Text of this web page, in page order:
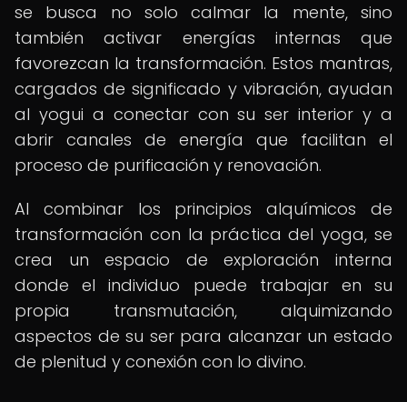
se busca no solo calmar la mente, sino
también activar energías internas que
favorezcan la transformación. Estos mantras,
cargados de significado y vibración, ayudan
al yogui a conectar con su ser interior y a
abrir canales de energía que facilitan el
proceso de purificación y renovación.
Al combinar los principios alquímicos de
transformación con la práctica del yoga, se
crea un espacio de exploración interna
donde el individuo puede trabajar en su
propia transmutación, alquimizando
aspectos de su ser para alcanzar un estado
de plenitud y conexión con lo divino.